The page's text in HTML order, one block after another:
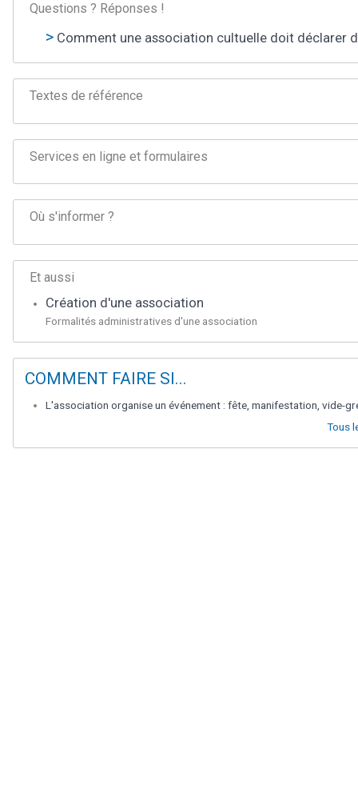
Questions ? Réponses !
Comment une association cultuelle doit déclarer
Textes de référence
Services en ligne et formulaires
Où s'informer ?
Et aussi
Création d'une association
Formalités administratives d'une association
COMMENT FAIRE SI...
L'association organise un événement : fête, manifestation, vide-
Tous